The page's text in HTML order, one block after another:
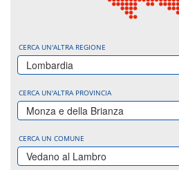
CERCA UN'ALTRA REGIONE
Lombardia
CERCA UN'ALTRA PROVINCIA
Monza e della Brianza
CERCA UN COMUNE
Vedano al Lambro